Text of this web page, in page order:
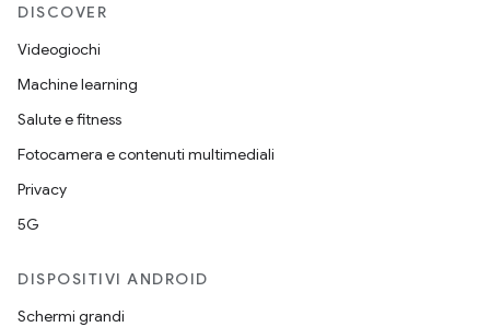
DISCOVER
Videogiochi
Machine learning
Salute e fitness
Fotocamera e contenuti multimediali
Privacy
5G
DISPOSITIVI ANDROID
Schermi grandi